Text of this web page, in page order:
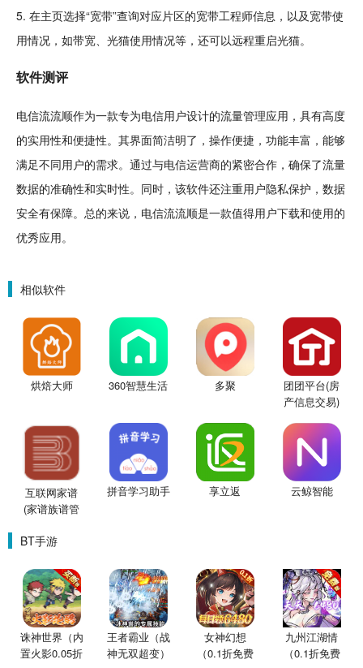
5. 在主页选择“宽带”查询对应片区的宽带工程师信息，以及宽带使
用情况，如带宽、光猫使用情况等，还可以远程重启光猫。
软件测评
电信流流顺作为一款专为电信用户设计的流量管理应用，具有高度
的实用性和便捷性。其界面简洁明了，操作便捷，功能丰富，能够
满足不同用户的需求。通过与电信运营商的紧密合作，确保了流量
数据的准确性和实时性。同时，该软件还注重用户隐私保护，数据
安全有保障。总的来说，电信流流顺是一款值得用户下载和使用的
优秀应用。
相似软件
烘焙大师 360智慧生活 多聚
团团平台(房
产信息交易)
互联网家谱
(家谱族谱管
拼音学习助手 享立返 云鲸智能
BT手游
诛神世界（内
置火影0.05折
王者霸业（战
神无双超变）
女神幻想
（0.1折免费
九州江湖情
（0.1折免费